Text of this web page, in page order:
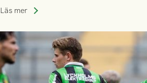
som står på reservlista eller fått förhinder.
Läs mer